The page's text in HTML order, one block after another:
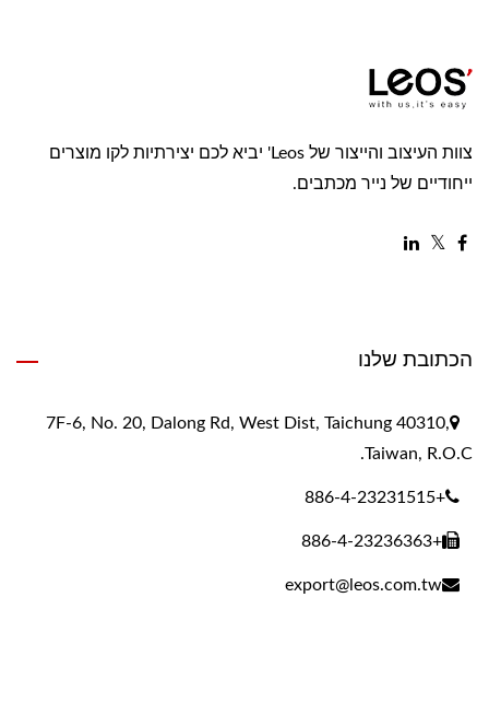
צוות העיצוב והייצור של Leos' יביא לכם יצירתיות לקו מוצרים
ייחודיים של נייר מכתבים.
הכתובת שלנו
7F-6, No. 20, Dalong Rd, West Dist, Taichung 40310,
Taiwan, R.O.C.
+886-4-23231515
+886-4-23236363
export@leos.com.tw